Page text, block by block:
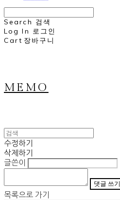
Search 검색
Log In 로그인
Cart 장바구니
MEMO
수정하기
삭제하기
글쓴이
댓글 쓰기
목록으로 가기